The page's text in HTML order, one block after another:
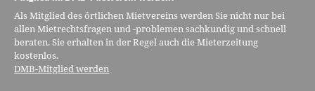
Als Mitglied des örtlichen Mietvereins werden Sie nicht nur bei
allen Mietrechtsfragen und -problemen sachkundig und schnell
beraten. Sie erhalten in der Regel auch die Mieterzeitung
kostenlos.
DMB-Mitglied werden